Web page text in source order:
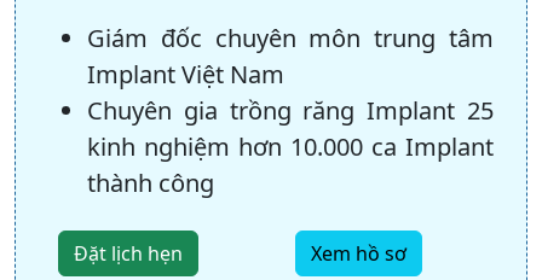
Giám đốc chuyên môn trung tâm
Implant Việt Nam
Chuyên gia trồng răng Implant 25
kinh nghiệm hơn 10.000 ca Implant
thành công
Đặt lịch hẹn Xem hồ sơ